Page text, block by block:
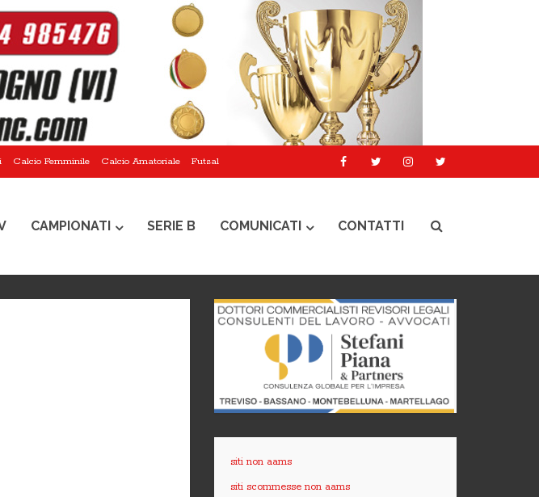
Calcio Femminile Calcio Amatoriale Futsal
CAMPIONATI SERIE B COMUNICATI CONTATTI
siti non aams
siti scommesse non aams